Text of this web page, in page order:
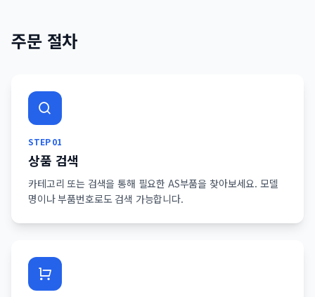
주문 절차
STEP01
상품 검색
카테고리 또는 검색을 통해 필요한 AS부품을 찾아보세요. 모델
명이나 부품번호로도 검색 가능합니다.